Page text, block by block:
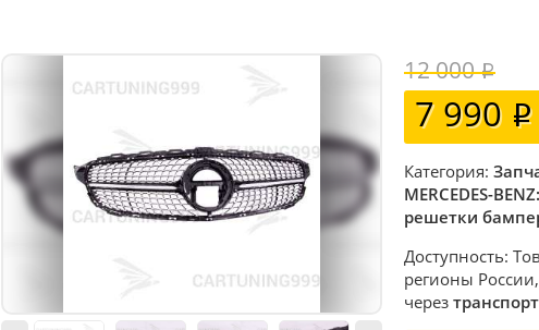
12 000
7 990
Категория:
MERCEDES-
решетки
Доступность:
регионы
через